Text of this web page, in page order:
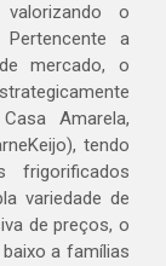
o
a
mercado, o
Amarela,
tendo
frigorificados
variedade de
de preços, o
a famílias